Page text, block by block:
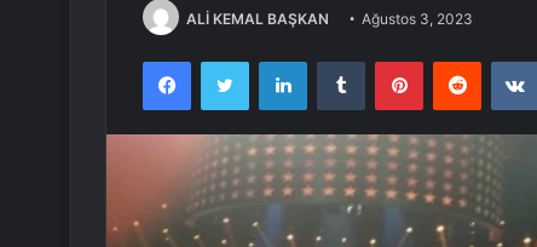
ALİ KEMAL BAŞKAN Ağustos 3, 2023
FacebookTwitter LinkedInTumblr PinterestReddit